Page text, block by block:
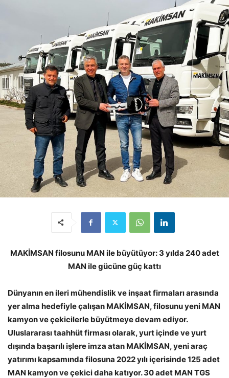
MAKİMSAN filosunu MAN ile büyütüyor: 3 yılda 240 adet
MAN ile gücüne güç kattı
Dünyanın en ileri mühendislik ve inşaat firmaları arasında
yer alma hedefiyle çalışan MAKİMSAN, filosunu yeni MAN
kamyon ve çekicilerle büyütmeye devam ediyor.
Uluslararası taahhüt firması olarak, yurt içinde ve yurt
dışında başarılı işlere imza atan MAKİMSAN, yeni araç
yatırımı kapsamında filosuna 2022 yılı içerisinde 125 adet
MAN kamyon ve çekici daha katıyor. 30 adet MAN TGS